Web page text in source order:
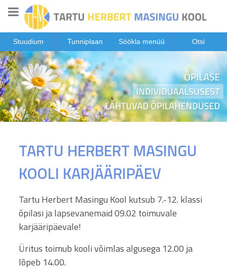
Stuudium Tunniplaan Söökla menüü Otsi
TARTU HERBERT MASINGU
KOOLI KARJÄÄRIPÄEV
Tartu Herbert Masingu Kool kutsub 7.-12. klassi
õpilasi ja lapsevanemaid 09.02 toimuvale
karjääripäevale!
Üritus toimub kooli võimlas algusega 12.00 ja
lõpeb 14.00.